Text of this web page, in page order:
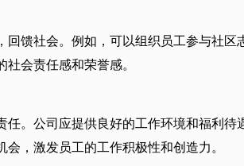
馈社会。例如，可以组织员工参与社区
会责任感和荣誉感。
。公司应提供良好的工作环境和福利待
，激发员工的工作积极性和创造力。